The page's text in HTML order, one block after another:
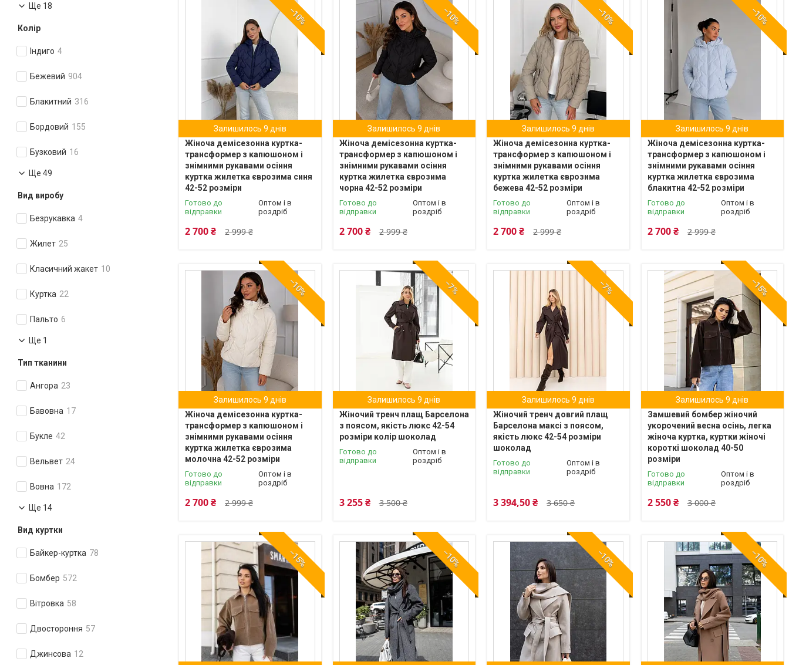
Ще 18
Колір
Індиго 4
Бежевий 904
Блакитний 316
Бордовий 155
Бузковий 16
Ще 49
Вид виробу
Безрукавка 4
Жилет 25
Класичний жакет 10
Куртка 22
Пальто 6
Ще 1
Тип тканини
Ангора 23
Бавовна 17
Букле 42
Вельвет 24
Вовна 172
Ще 14
Вид куртки
Байкер-куртка 78
Бомбер 572
Вітровка 58
Двостороння 57
Джинсова 12
–10%
Залишилось 9 днів
Жіноча демісезонна куртка-
трансформер з капюшоном і
знімними рукавами осіння
куртка жилетка єврозима синя
42-52 розміри
Готово до
відправки
Оптом і в
роздріб
2 999 ₴
2 700 ₴
–10%
Залишилось 9 днів
Жіноча демісезонна куртка-
трансформер з капюшоном і
знімними рукавами осіння
куртка жилетка єврозима
чорна 42-52 розміри
Готово до
відправки
Оптом і в
роздріб
2 999 ₴
2 700 ₴
–10%
Залишилось 9 днів
Жіноча демісезонна куртка-
трансформер з капюшоном і
знімними рукавами осіння
куртка жилетка єврозима
бежева 42-52 розміри
Готово до
відправки
Оптом і в
роздріб
2 999 ₴
2 700 ₴
–10%
Залишилось 9 днів
Жіноча демісезонна куртка-
трансформер з капюшоном і
знімними рукавами осіння
куртка жилетка єврозима
блакитна 42-52 розміри
Готово до
відправки
Оптом і в
роздріб
2 999 ₴
2 700 ₴
–10%
Залишилось 9 днів
Жіноча демісезонна куртка-
трансформер з капюшоном і
знімними рукавами осіння
куртка жилетка єврозима
молочна 42-52 розміри
Готово до
відправки
Оптом і в
роздріб
2 999 ₴
2 700 ₴
–7%
Залишилось 9 днів
Жіночий тренч плащ Барселона
з поясом, якість люкс 42-54
розміри колір шоколад
Готово до
відправки
Оптом і в
роздріб
3 500 ₴
3 255 ₴
–7%
Залишилось 9 днів
Жіночий тренч довгий плащ
Барселона максі з поясом,
якість люкс 42-54 розміри
шоколад
Готово до
відправки
Оптом і в
роздріб
3 650 ₴
3 394,50 ₴
–15%
Залишилось 9 днів
Замшевий бомбер жіночий
укорочений весна осінь, легка
жіноча куртка, куртки жіночі
короткі шоколад 40-50
розміри
Готово до
відправки
Оптом і в
роздріб
3 000 ₴
2 550 ₴
–15% –10% –10% –10%